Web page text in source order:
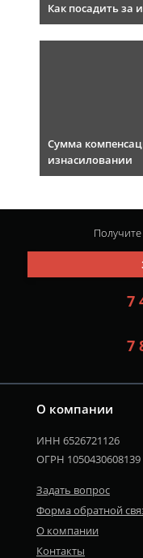
Как посадить за
Сумма
изнасиловании
О компании
ИНН 6526721126
ОГРН 1050430608139
Задать вопрос
Форма обратной
О компании
Контакты
7
7